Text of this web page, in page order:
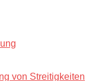
von Streitigkeiten